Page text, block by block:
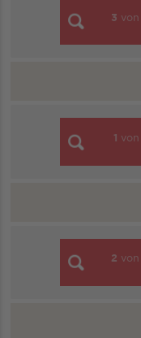
3 von
1 von
2 von